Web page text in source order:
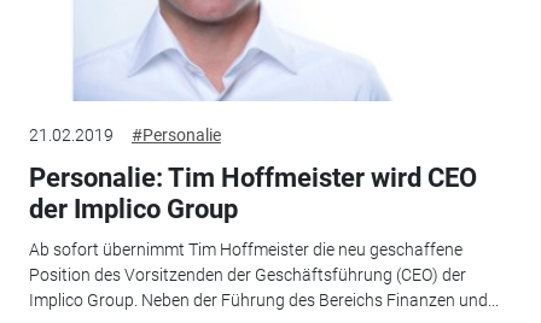
21.02.2019 #Personalie
Personalie: Tim Hoffmeister wird CEO
der Implico Group
Ab sofort übernimmt Tim Hoffmeister die neu geschaffene
Position des Vorsitzenden der Geschäftsführung (CEO) der
Implico Group. Neben der Führung des Bereichs Finanzen und...